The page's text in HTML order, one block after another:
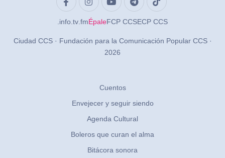
.info.tv.fmÉpaleFCP CCSECP CCS
Ciudad CCS · Fundación para la Comunicación Popular CCS ·
2026
Cuentos
Envejecer y seguir siendo
Agenda Cultural
Boleros que curan el alma
Bitácora sonora